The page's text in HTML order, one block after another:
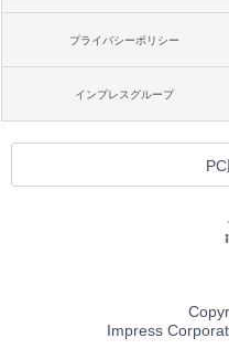
プライバシーポリシー
インプレスグループ
Impress